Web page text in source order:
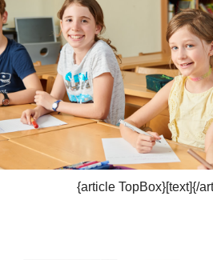
{article TopBox}[text]{/